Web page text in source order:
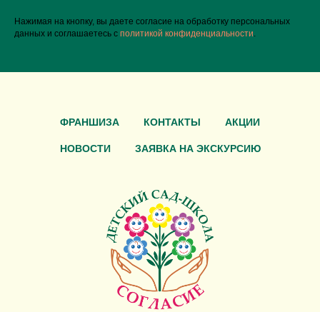
Нажимая на кнопку, вы даете согласие на обработку персональных
данных и соглашаетесь c политикой конфиденциальности
ФРАНШИЗА КОНТАКТЫ АКЦИИ
НОВОСТИ ЗАЯВКА НА ЭКСКУРСИЮ